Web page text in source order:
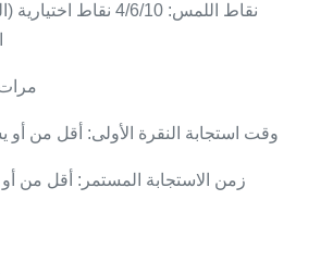
نقاط اللمس: 4/6/10 نقاط
وقت استجابة النقرة الأولى: أقل من أو يساوي 10
زمن الاستجابة المستمر: أقل من أو يساوي 5